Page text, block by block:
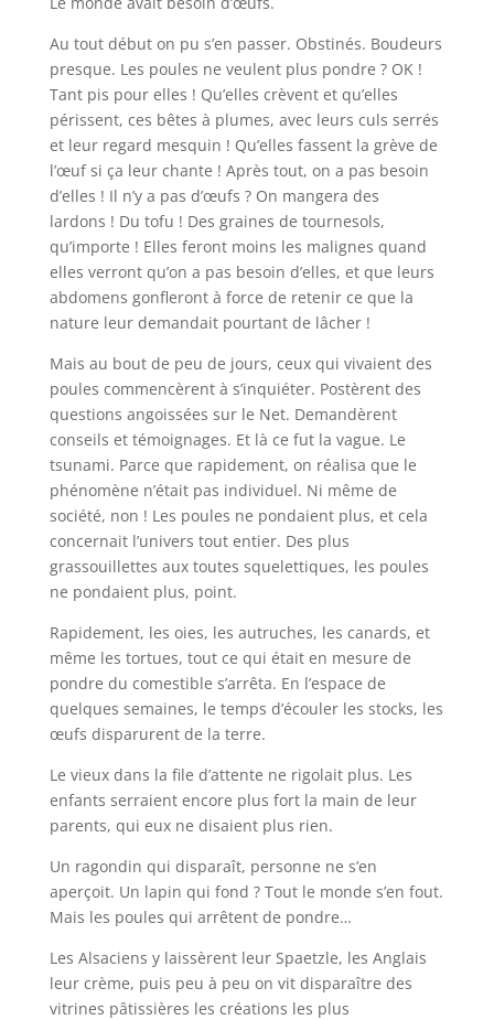
Au tout début on pu s’en passer. Obstinés. Boudeurs
presque. Les poules ne veulent plus pondre ? OK !
Tant pis pour elles ! Qu’elles crèvent et qu’elles
périssent, ces bêtes à plumes, avec leurs culs serrés
et leur regard mesquin ! Qu’elles fassent la grève de
l’œuf si ça leur chante ! Après tout, on a pas besoin
d’elles ! Il n’y a pas d’œufs ? On mangera des
lardons ! Du tofu ! Des graines de tournesols,
qu’importe ! Elles feront moins les malignes quand
elles verront qu’on a pas besoin d’elles, et que leurs
abdomens gonfleront à force de retenir ce que la
nature leur demandait pourtant de lâcher !
Mais au bout de peu de jours, ceux qui vivaient des
poules commencèrent à s’inquiéter. Postèrent des
questions angoissées sur le Net. Demandèrent
conseils et témoignages. Et là ce fut la vague. Le
tsunami. Parce que rapidement, on réalisa que le
phénomène n’était pas individuel. Ni même de
société, non ! Les poules ne pondaient plus, et cela
concernait l’univers tout entier. Des plus
grassouillettes aux toutes squelettiques, les poules
ne pondaient plus, point.
Rapidement, les oies, les autruches, les canards, et
même les tortues, tout ce qui était en mesure de
pondre du comestible s’arrêta. En l’espace de
quelques semaines, le temps d’écouler les stocks, les
œufs disparurent de la terre.
Le vieux dans la file d’attente ne rigolait plus. Les
enfants serraient encore plus fort la main de leur
parents, qui eux ne disaient plus rien.
Un ragondin qui disparaît, personne ne s’en
aperçoit. Un lapin qui fond ? Tout le monde s’en fout.
Mais les poules qui arrêtent de pondre…
Les Alsaciens y laissèrent leur Spaetzle, les Anglais
leur crème, puis peu à peu on vit disparaître des
vitrines pâtissières les créations les plus